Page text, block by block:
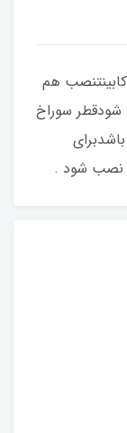
هم
شودقطر سوراخ
می باشدبرای
نصب شود .